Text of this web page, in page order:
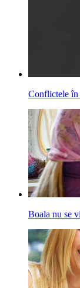
Conflictele în
Boala nu se